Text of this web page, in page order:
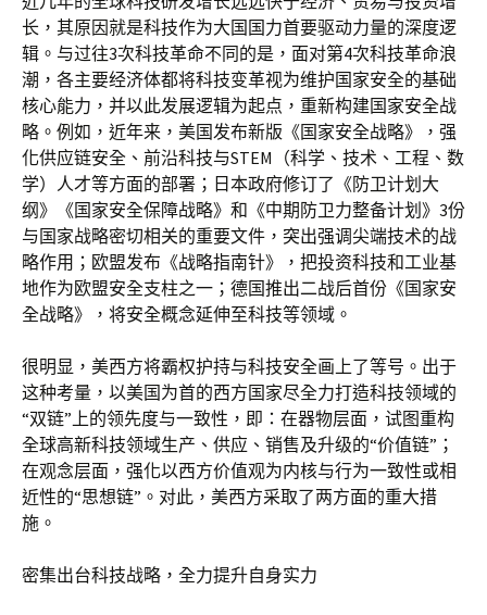
长，其原因就是科技作为大国国力首要驱动力量的深度逻
辑。与过往3次科技革命不同的是，面对第4次科技革命浪
潮，各主要经济体都将科技变革视为维护国家安全的基础
核心能力，并以此发展逻辑为起点，重新构建国家安全战
略。例如，近年来，美国发布新版《国家安全战略》，强
化供应链安全、前沿科技与STEM（科学、技术、工程、数
学）人才等方面的部署；日本政府修订了《防卫计划大
纲》《国家安全保障战略》和《中期防卫力整备计划》3份
与国家战略密切相关的重要文件，突出强调尖端技术的战
略作用；欧盟发布《战略指南针》，把投资科技和工业基
地作为欧盟安全支柱之一；德国推出二战后首份《国家安
全战略》，将安全概念延伸至科技等领域。
很明显，美西方将霸权护持与科技安全画上了等号。出于
这种考量，以美国为首的西方国家尽全力打造科技领域的
“双链”上的领先度与一致性，即：在器物层面，试图重构
全球高新科技领域生产、供应、销售及升级的“价值链”；
在观念层面，强化以西方价值观为内核与行为一致性或相
近性的“思想链”。对此，美西方采取了两方面的重大措
施。
密集出台科技战略，全力提升自身实力